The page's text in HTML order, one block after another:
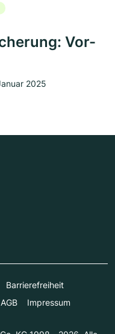
Vor-
2025
Barrierefreiheit
AGB Impressum